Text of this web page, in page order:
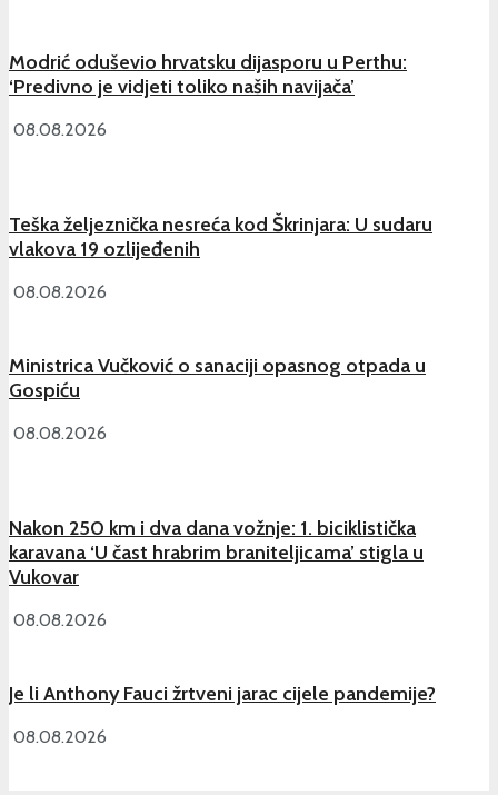
Modrić oduševio hrvatsku dijasporu u Perthu:
‘Predivno je vidjeti toliko naših navijača’
08.08.2026
Teška željeznička nesreća kod Škrinjara: U sudaru
vlakova 19 ozlijeđenih
08.08.2026
Ministrica Vučković o sanaciji opasnog otpada u
Gospiću
08.08.2026
Nakon 250 km i dva dana vožnje: 1. biciklistička
karavana ‘U čast hrabrim braniteljicama’ stigla u
Vukovar
08.08.2026
Je li Anthony Fauci žrtveni jarac cijele pandemije?
08.08.2026